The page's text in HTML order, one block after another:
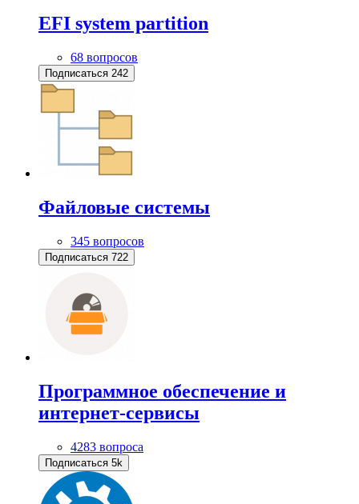
EFI system partition
68 вопросов
Подписаться 242
Файловые системы
345 вопросов
Подписаться 722
Программное обеспечение и
интернет-сервисы
4283 вопроса
Подписаться 5k